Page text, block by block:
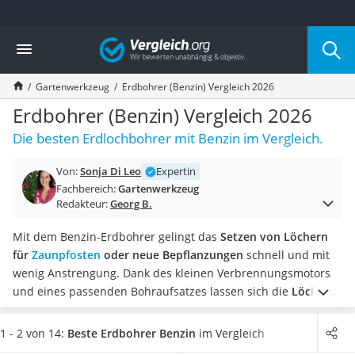
Die beliebtesten Vergleiche nach Kategorie
Baumarkt
Tresor feuerfest
Makita-Akku-Rasenmäher
Kappsäge
Smartes Türschloss
Akku-Rasentrimmer
Split-Klimaanlage 2 Innengeräte
Pelletofen
Tiefbrunnenpumpe
Fliesenschneider
Hochdruckreiniger
Doppelschleifer
Überwachungskamera
Benzinrasenmäher mit Elektrostart
Vergleich
Gartenwerkzeug Erdbohrer (Benzin) Vergleich 2026
Erdbohrer (Benzin) Vergleich 2026
Die besten Erdlochbohrer mit Benzin im Vergleich.
Von:Sonja Di Leo
Expertin
Fachbereich:Gartenwerkzeug
Redakteur:Georg B.
Mit dem Benzin-Erdbohrer gelingt das Setzen von Löchern
für Zaunpfosten oder neue Bepflanzungen schnell und mit
wenig Anstrengung. Dank des kleinen Verbrennungsmotors
und eines passenden Bohraufsatzes lassen sich die Löcher
gleichmäßig, tief und zügig ausheben. Tests dazu im Internet
zeigen eine Vielzahl unterschiedlicher Modelle. Wählen Sie
1 - 2 von 14: Beste Erdbohrer Benzin im Vergleich